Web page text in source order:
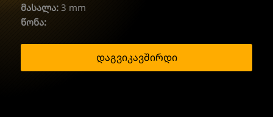
მასალა: 3 mm
წონა:
დაგვიკავშირდი